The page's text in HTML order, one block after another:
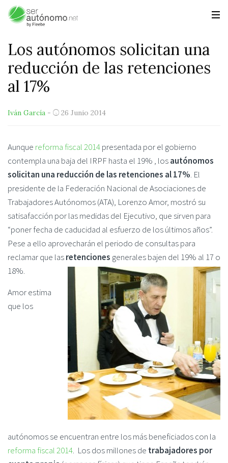
Los autónomos solicitan una
reducción de las retenciones
al 17%
Iván García - 26 Junio 2014
Aunque reforma fiscal 2014presentada por el gobierno
contempla una baja del IRPF hasta el 19% , losautónomos
solicitan una reducción de las retenciones al 17%. El
presidente de la Federación Nacional de Asociaciones de
Trabajadores Autónomos (ATA), Lorenzo Amor, mostró su
satisafacción por las medidas del Ejecutivo, que sirven para
“poner fecha de caducidad al esfuerzo de los últimos años”.
Pese a ello aprovecharán el periodo de consultas para
reclamar que lasretenciones generales bajen del 19% al 17 o
18%.
Amor estima
que los
autónomos se encuentran entre los más beneficiados con la
reforma fiscal 2014. Los dos millones de trabajadores por